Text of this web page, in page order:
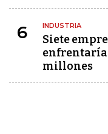
6 INDUSTRIA
Siete
millones